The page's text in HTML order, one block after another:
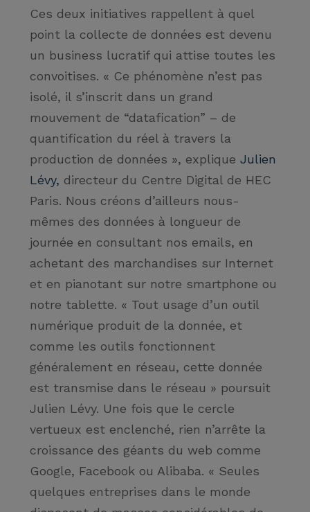
Ces deux initiatives rappellent à quel
point la collecte de données est devenu
un business lucratif qui attise toutes les
convoitises. « Ce phénomène n’est pas
isolé, il s’inscrit dans un grand
mouvement de “datafication” – de
quantification du réel à travers la
production de données », explique Julien
Lévy, directeur du Centre Digital de HEC
Paris. Nous créons d’ailleurs nous-
mêmes des données à longueur de
journée en consultant nos emails, en
achetant des marchandises sur Internet
et en pianotant sur notre smartphone ou
notre tablette. « Tout usage d’un outil
numérique produit de la donnée, et
comme les outils fonctionnent
généralement en réseau, cette donnée
est transmise dans le réseau » poursuit
Julien Lévy. Une fois que le cercle
vertueux est enclenché, rien n’arrête la
croissance des géants du web comme
Google, Facebook ou Alibaba. « Seules
quelques entreprises dans le monde